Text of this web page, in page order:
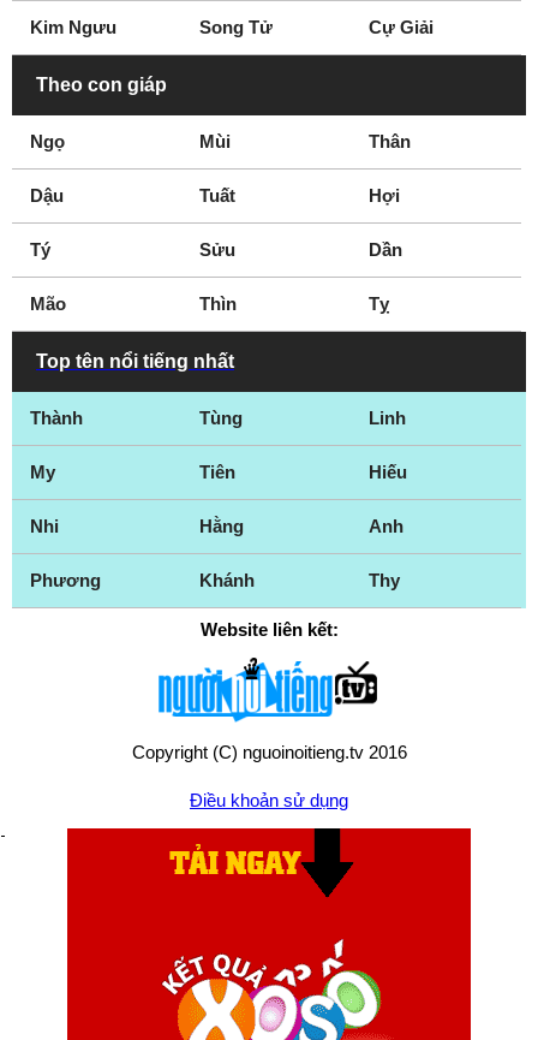
Kim Ngưu Song Tử Cự Giải
Theo con giáp
Ngọ Mùi Thân
Dậu Tuất Hợi
Tý Sửu Dần
Mão Thìn Tỵ
Top tên nổi tiếng nhất
Thành Tùng Linh
My Tiên Hiếu
Nhi Hằng Anh
Phương Khánh Thy
Website liên kết:
Copyright (C) nguoinoitieng.tv 2016
Điều khoản sử dụng
mail.nguoinoitieng.tv@gmail.com